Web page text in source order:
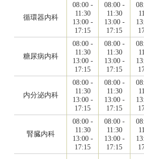
循環器内科
08:00 -
11:30
13:00 -
17:15
08:00 -
11:30
13:00 -
17:15
糖尿病内科
08:00 -
11:30
13:00 -
17:15
08:00 -
11:30
13:00 -
17:15
内分泌内科
08:00 -
11:30
13:00 -
17:15
08:00 -
11:30
13:00 -
17:15
腎臓内科
08:00 -
11:30
13:00 -
17:15
08:00 -
11:30
13:00 -
17:15